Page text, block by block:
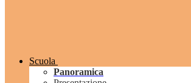
Scuola
Panoramica